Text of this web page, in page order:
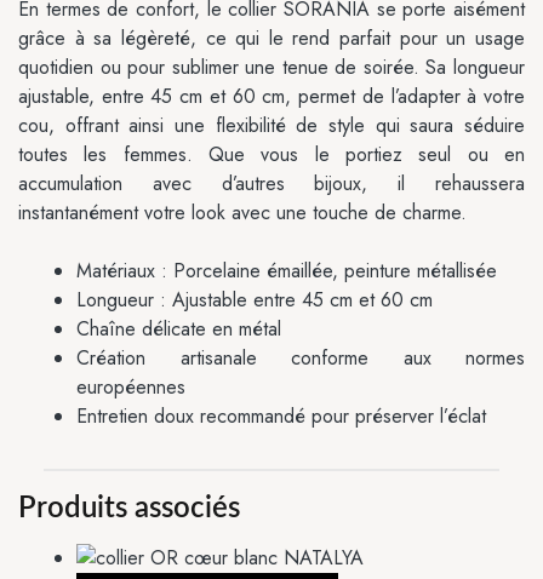
En termes de confort, le collier SORANIA se porte aisément
grâce à sa légèreté, ce qui le rend parfait pour un usage
quotidien ou pour sublimer une tenue de soirée. Sa longueur
ajustable, entre 45 cm et 60 cm, permet de l’adapter à votre
cou, offrant ainsi une flexibilité de style qui saura séduire
toutes les femmes. Que vous le portiez seul ou en
accumulation avec d’autres bijoux, il rehaussera
instantanément votre look avec une touche de charme.
Matériaux : Porcelaine émaillée, peinture métallisée
Longueur : Ajustable entre 45 cm et 60 cm
Chaîne délicate en métal
Création artisanale conforme aux normes
européennes
Entretien doux recommandé pour préserver l’éclat
Produits associés